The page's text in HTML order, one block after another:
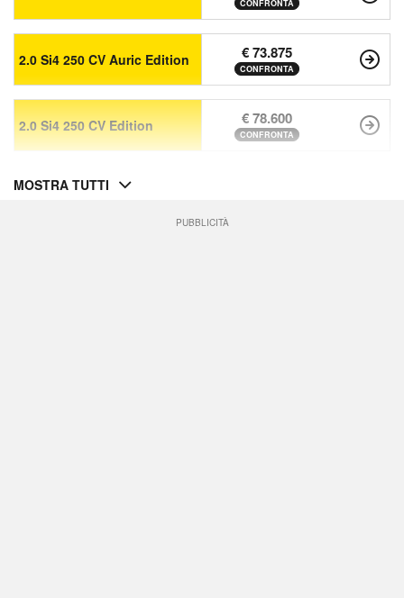
CONFRONTA
2.0 Si4 250 CV Auric Edition € 73.875
CONFRONTA
2.0 Si4 250 CV Edition € 78.600
CONFRONTA
MOSTRA TUTTI
PUBBLICITÀ